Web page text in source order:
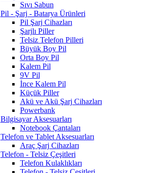
Sıvı Sabun
Pil - Şarj - Batarya Ürünleri
Pil Şarj Cihazları
Şarjlı Piller
Telsiz Telefon Pilleri
Büyük Boy Pil
Orta Boy Pil
Kalem Pil
9V Pil
İnce Kalem Pil
Küçük Piller
Akü ve Akü Şarj Cihazları
Powerbank
Bilgisayar Aksesuarları
Notebook Çantaları
Telefon ve Tablet Aksesuarları
Araç Şarj Cihazları
Telefon - Telsiz Çeşitleri
Telefon Kulaklıkları